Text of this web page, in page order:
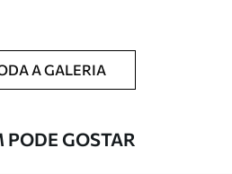
de verniz podem ser limpos
A GALERIA
GOSTAR